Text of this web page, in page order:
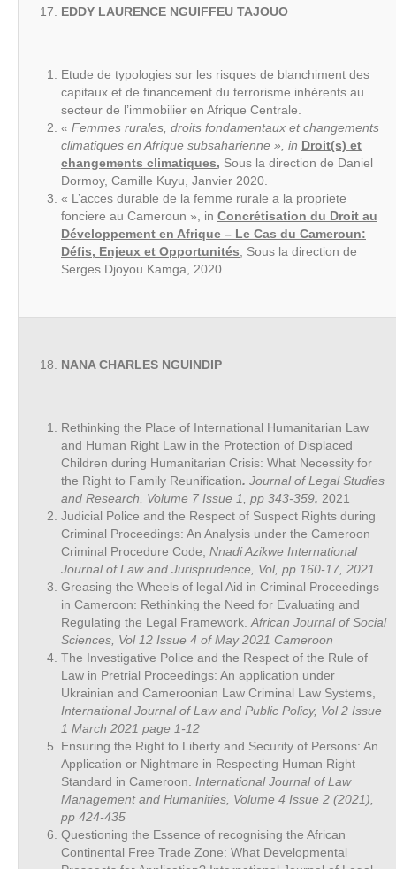
EDDY LAURENCE NGUIFFEU TAJOUO
Etude de typologies sur les risques de blanchiment des
capitaux et de financement du terrorisme inhérents au
secteur de l’immobilier en Afrique Centrale.
« Femmes rurales, droits fondamentaux et changements
climatiques en Afrique subsaharienne », in Droit(s) et
changements climatiques, Sous la direction de Daniel
Dormoy, Camille Kuyu, Janvier 2020.
« L’acces durable de la femme rurale a la propriete
fonciere au Cameroun », in Concrétisation du Droit au
Développement en Afrique – Le Cas du Cameroun:
Défis, Enjeux et Opportunités , Sous la direction de
Serges Djoyou Kamga, 2020.
NANA CHARLES NGUINDIP
Rethinking the Place of International Humanitarian Law
and Human Right Law in the Protection of Displaced
Children during Humanitarian Crisis: What Necessity for
the Right to Family Reunification. Journal of Legal Studies
and Research, Volume 7 Issue 1, pp 343-359, 2021
Judicial Police and the Respect of Suspect Rights during
Criminal Proceedings: An Analysis under the Cameroon
Criminal Procedure Code, Nnadi Azikwe International
Journal of Law and Jurisprudence, Vol, pp 160-17, 2021
Greasing the Wheels of legal Aid in Criminal Proceedings
in Cameroon: Rethinking the Need for Evaluating and
Regulating the Legal Framework. African Journal of Social
Sciences, Vol 12 Issue 4 of May 2021 Cameroon
The Investigative Police and the Respect of the Rule of
Law in Pretrial Proceedings: An application under
Ukrainian and Cameroonian Law Criminal Law Systems,
International Journal of Law and Public Policy, Vol 2 Issue
1 March 2021 page 1-12
Ensuring the Right to Liberty and Security of Persons: An
Application or Nightmare in Respecting Human Right
Standard in Cameroon. International Journal of Law
Management and Humanities, Volume 4 Issue 2 (2021),
pp 424-435
Questioning the Essence of recognising the African
Continental Free Trade Zone: What Developmental